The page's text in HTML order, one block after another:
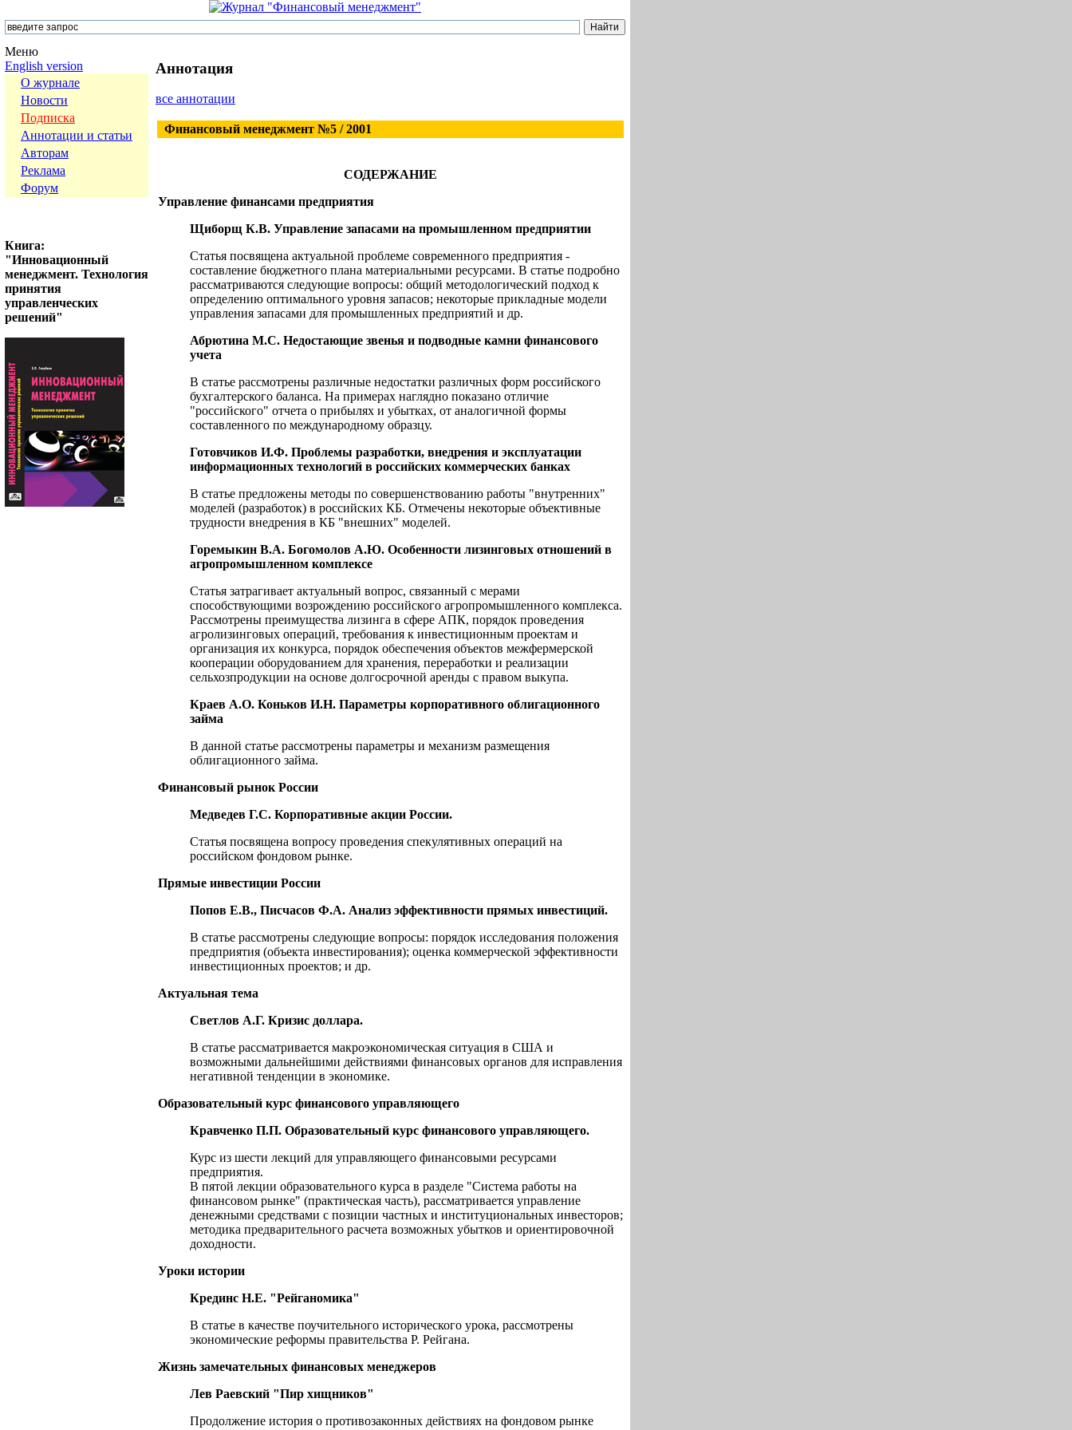
Меню
English version
О журнале
Новости
Подписка
Аннотации и статьи
Авторам
Реклама
Форум
Книга:
"Инновационный
менеджмент. Технология
принятия
управленческих
решений"
Аннотация
все аннотации
Финансовый менеджмент №5 / 2001
СОДЕРЖАНИЕ
Управление финансами предприятия
Щиборщ К.В. Управление запасами на промышленном предприятии
Статья посвящена актуальной проблеме современного предприятия -
составление бюджетного плана материальными ресурсами. В статье подробно
рассматриваются следующие вопросы: общий методологический подход к
определению оптимального уровня запасов; некоторые прикладные модели
управления запасами для промышленных предприятий и др.
Абрютина М.С. Недостающие звенья и подводные камни финансового
учета
В статье рассмотрены различные недостатки различных форм российского
бухгалтерского баланса. На примерах наглядно показано отличие
"российского" отчета о прибылях и убытках, от аналогичной формы
составленного по международному образцу.
Готовчиков И.Ф. Проблемы разработки, внедрения и эксплуатации
информационных технологий в российских коммерческих банках
В статье предложены методы по совершенствованию работы "внутренних"
моделей (разработок) в российских КБ. Отмечены некоторые объективные
трудности внедрения в КБ "внешних" моделей.
Горемыкин В.А. Богомолов А.Ю. Особенности лизинговых отношений в
агропромышленном комплексе
Статья затрагивает актуальный вопрос, связанный с мерами
способствующими возрождению российского агропромышленного комплекса.
Рассмотрены преимущества лизинга в сфере АПК, порядок проведения
агролизинговых операций, требования к инвестиционным проектам и
организация их конкурса, порядок обеспечения объектов межфермерской
кооперации оборудованием для хранения, переработки и реализации
сельхозпродукции на основе долгосрочной аренды с правом выкупа.
Краев А.О. Коньков И.Н. Параметры корпоративного облигационного
займа
В данной статье рассмотрены параметры и механизм размещения
облигационного займа.
Финансовый рынок России
Медведев Г.С. Корпоративные акции России.
Статья посвящена вопросу проведения спекулятивных операций на
российском фондовом рынке.
Прямые инвестиции России
Попов Е.В., Писчасов Ф.А. Анализ эффективности прямых инвестиций.
В статье рассмотрены следующие вопросы: порядок исследования положения
предприятия (объекта инвестирования); оценка коммерческой эффективности
инвестиционных проектов; и др.
Актуальная тема
Светлов А.Г. Кризис доллара.
В статье рассматривается макроэкономическая ситуация в США и
возможными дальнейшими действиями финансовых органов для исправления
негативной тенденции в экономике.
Образовательный курс финансового управляющего
Кравченко П.П. Образовательный курс финансового управляющего.
Курс из шести лекций для управляющего финансовыми ресурсами
предприятия.
В пятой лекции образовательного курса в разделе "Система работы на
финансовом рынке" (практическая часть), рассматривается управление
денежными средствами с позиции частных и институциональных инвесторов;
методика предварительного расчета возможных убытков и ориентировочной
доходности.
Уроки истории
Крединс Н.Е. "Рейганомика"
В статье в качестве поучительного исторического урока, рассмотрены
экономические реформы правительства Р. Рейгана.
Жизнь замечательных финансовых менеджеров
Лев Раевский "Пир хищников"
Продолжение история о противозаконных действиях на фондовом рынке